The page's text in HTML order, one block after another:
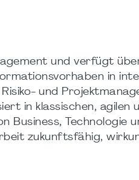
und verfügt
in
und
in klassischen, agilen
Business, Technologie
zukunftsfähig,